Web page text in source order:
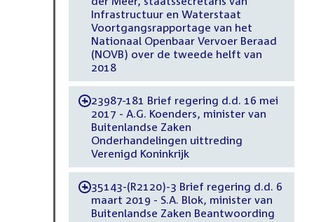
Infrastructuur en Waterstaat
Voortgangsrapportage van het
Nationaal Openbaar Vervoer Beraad
(NOVB) over de tweede helft van
2018
-23987-181 Brief regering d.d. 16 mei
2017 - A.G. Koenders, minister van
Buitenlandse Zaken
Onderhandelingen uittreding
Verenigd Koninkrijk
-35143-(R2120)-3 Brief regering d.d. 6
maart 2019 - S.A. Blok, minister van
Buitenlandse Zaken Beantwoording